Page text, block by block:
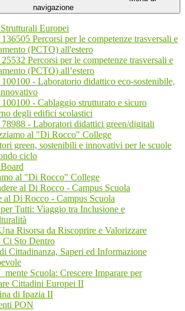
navigazione
Europei
Percorsi per le competenze trasversali e
(PCTO) all'estero
Percorsi per le competenze trasversali e
(PCTO) all’estero
- Laboratorio didattico eco-sostenibile,
- Cablaggio strutturato e sicuro
degli edifici scolastici
- Laboratori didattici green/digitali
al "Di Rocco" College
green, sostenibili e innovativi per le scuole
ciclo
al "Di Rocco" College
al Di Rocco - Campus Scuola
al Di Rocco - Campus Scuola
Tutti: Viaggio tra Inclusione e
Risorsa da Riscoprire e Valorizzare
Ci Sto Dentro
Cittadinanza, Saperi ed Informazione
Scuola: Crescere Imparare per
Cittadini Europei II
di Ipazia II
PON